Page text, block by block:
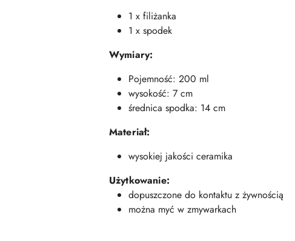
1 x filiżanka
1 x spodek
Wymiary:
Pojemność: 200 ml
wysokość: 7 cm
średnica spodka: 14 cm
Materiał:
wysokiej jakości ceramika
Użytkowanie:
dopuszczone do kontaktu z żywnością
można myć w zmywarkach